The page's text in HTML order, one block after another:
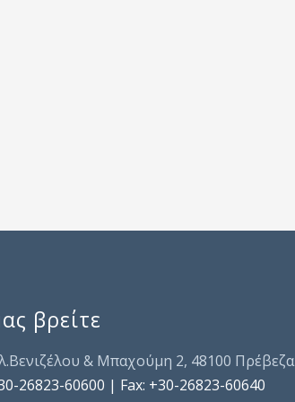
βρείτε
& Μπαχούμη 2, 48100 Πρέβεζα
26823-60600 | Fax: +30-26823-60640